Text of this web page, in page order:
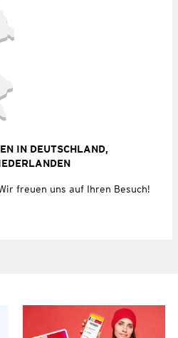
IN DEUTSCHLAND,
freuen uns auf Ihren Besuch!